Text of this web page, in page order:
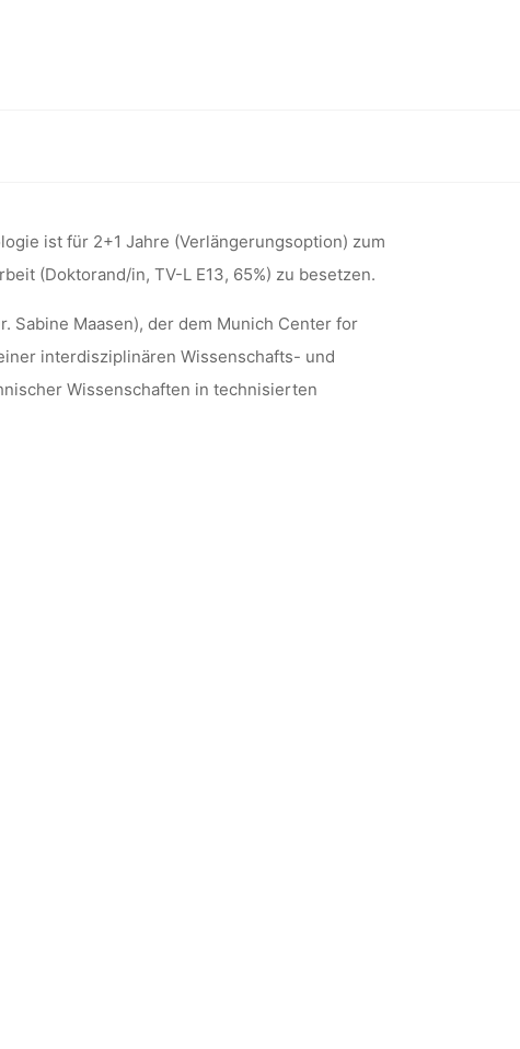
FÜR
(Technische Universität München)
ist für 2+1 Jahre (Verlängerungsoption) zum
(Doktorand/in, TV-L E13, 65%) zu besetzen.
Sabine Maasen), der dem Munich Center for
interdisziplinären Wissenschafts- und
Wissenschaften in technisierten